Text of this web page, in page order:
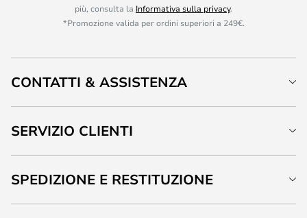
più, consulta la Informativa sulla privacy.
*Promozione valida per ordini superiori a 249€.
CONTATTI & ASSISTENZA
SERVIZIO CLIENTI
SPEDIZIONE E RESTITUZIONE